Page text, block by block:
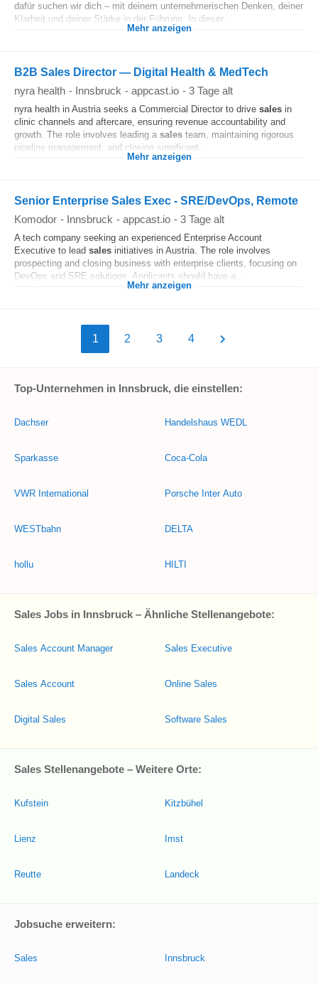
dafür suchen wir dich – mit deinem unternehmerischen Denken, deiner
Klarheit und deiner Stärke in der Führung. In dieser...
Mehr anzeigen
B2B Sales Director — Digital Health & MedTech
nyra health - Innsbruck - appcast.io - 3 Tage alt
nyra health in Austria seeks a Commercial Director to drive sales in
clinic channels and aftercare, ensuring revenue accountability and
growth. The role involves leading a sales team, maintaining rigorous
pipeline management, and closing significant...
Mehr anzeigen
Senior Enterprise Sales Exec - SRE/DevOps, Remote
Komodor - Innsbruck - appcast.io - 3 Tage alt
A tech company seeking an experienced Enterprise Account
Executive to lead sales initiatives in Austria. The role involves
prospecting and closing business with enterprise clients, focusing on
DevOps and SRE solutions. Applicants should have a...
Mehr anzeigen
1 2 3 4
Top-Unternehmen in Innsbruck, die einstellen:
Dachser
Sparkasse
VWR International
WESTbahn
hollu
Handelshaus WEDL
Coca-Cola
Porsche Inter Auto
DELTA
HILTI
Sales Jobs in Innsbruck – Ähnliche Stellenangebote:
Sales Account Manager
Sales Account
Digital Sales
Sales Executive
Online Sales
Software Sales
Sales Stellenangebote – Weitere Orte:
Kufstein
Lienz
Reutte
Kitzbühel
Imst
Landeck
Jobsuche erweitern:
Sales Innsbruck